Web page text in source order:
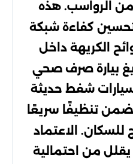
من الرواسب. هذه
كفاءة شبكة
الكريهة داخل
بيارة صرف صحي
شفط حديثة
تنظيفًا سريعًا
للسكان. الاعتماد
يقلل من احتمالية